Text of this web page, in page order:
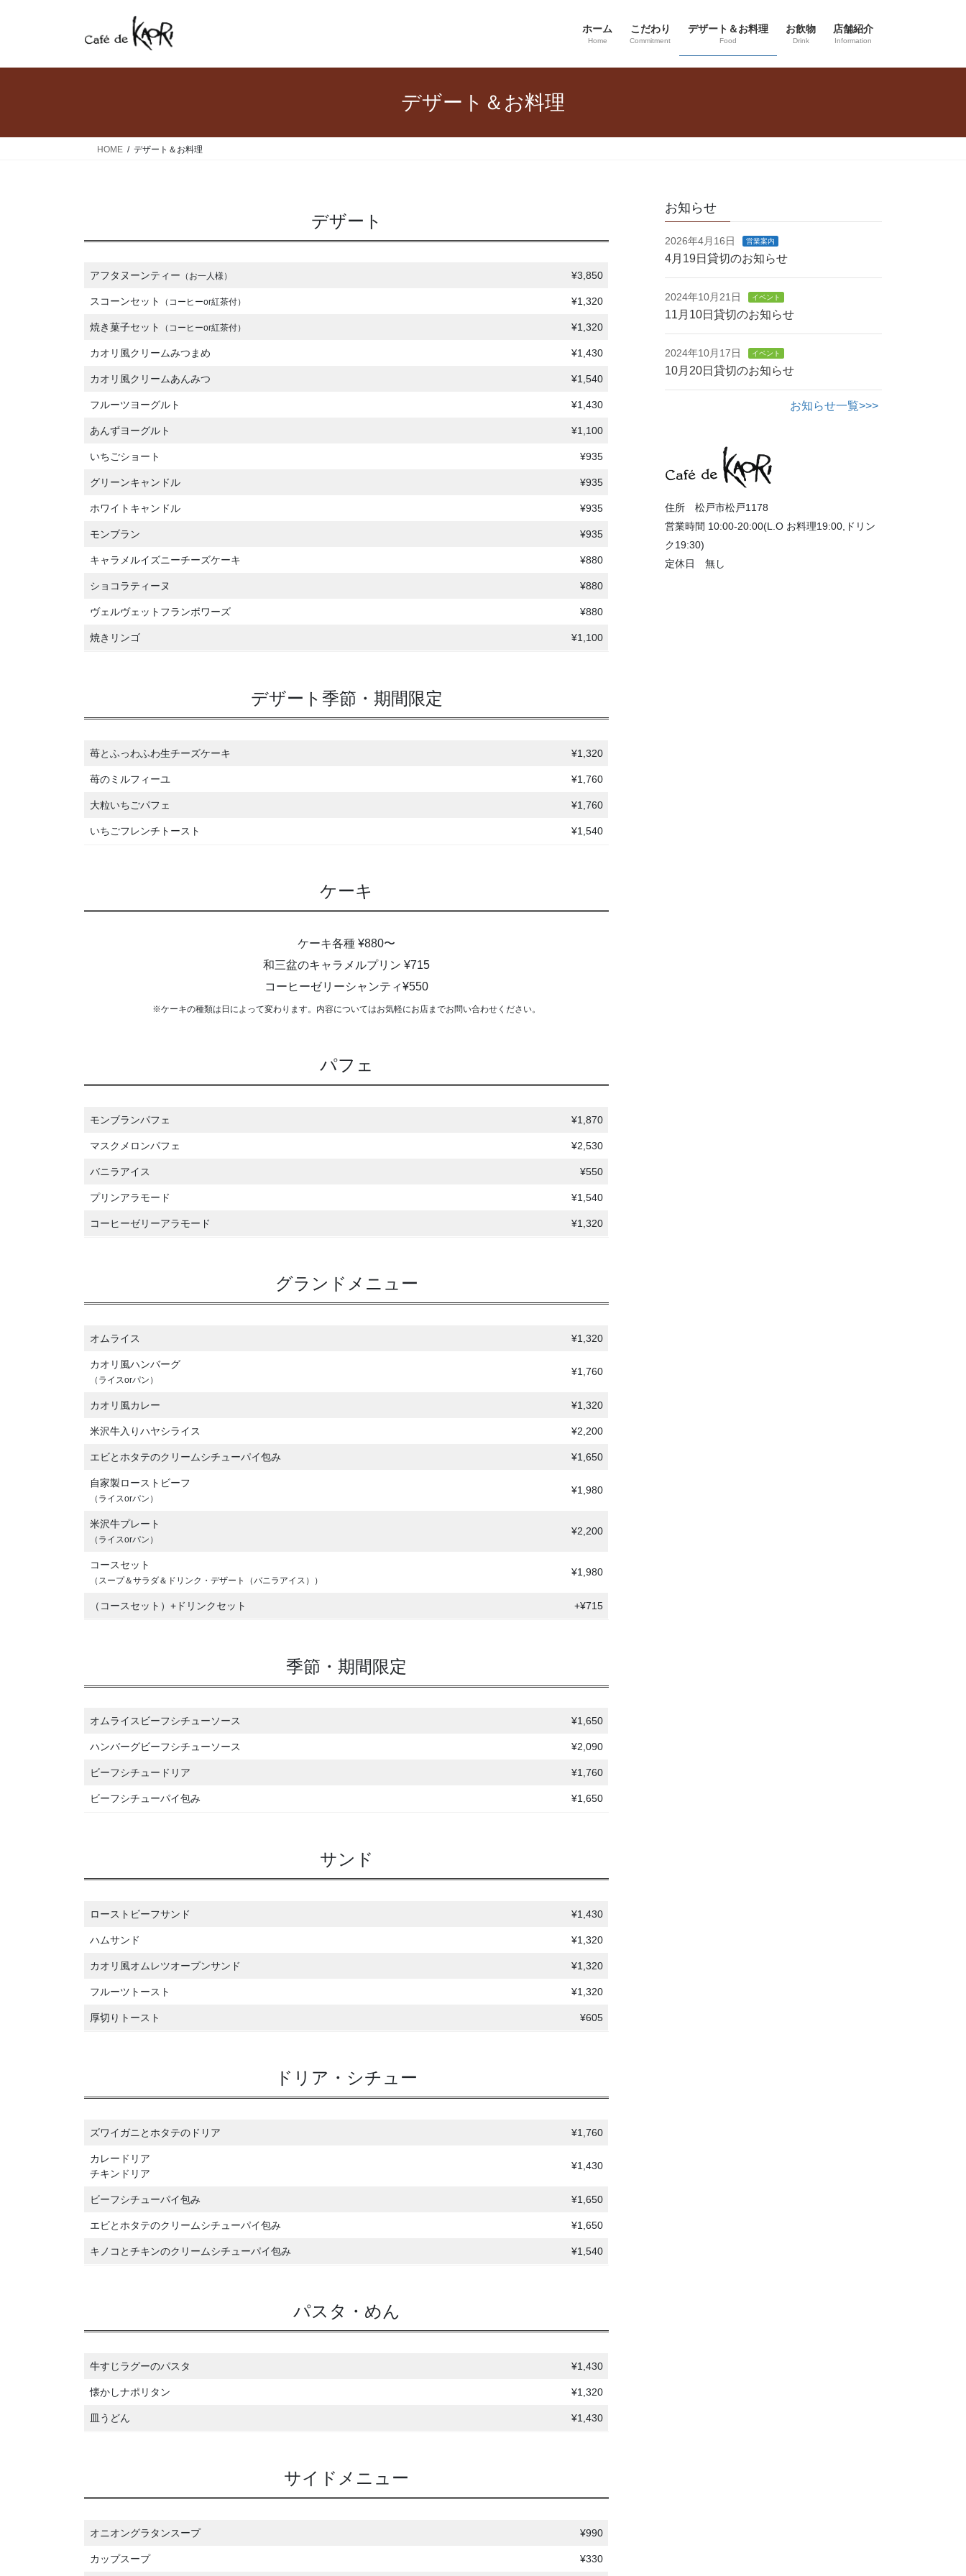
ホーム
Home
こだわり
Commitment
デザート＆お料理
Food
お飲物
Drink
店舗紹介
Information
デザート＆お料理
HOME デザート＆お料理
デザート
アフタヌーンティー （お一人様） ¥3,850
スコーンセット （コーヒーor紅茶付） ¥1,320
焼き菓子セット （コーヒーor紅茶付） ¥1,320
カオリ風クリームみつまめ ¥1,430
カオリ風クリームあんみつ ¥1,540
フルーツヨーグルト ¥1,430
あんずヨーグルト ¥1,100
いちごショート ¥935
グリーンキャンドル ¥935
ホワイトキャンドル ¥935
モンブラン ¥935
キャラメルイズニーチーズケーキ ¥880
ショコラティーヌ ¥880
ヴェルヴェットフランボワーズ ¥880
焼きリンゴ ¥1,100
デザート季節・期間限定
苺とふっわふわ生チーズケーキ ¥1,320
苺のミルフィーユ ¥1,760
大粒いちごパフェ ¥1,760
いちごフレンチトースト ¥1,540
ケーキ
ケーキ各種 ¥880〜
和三盆のキャラメルプリン ¥715
コーヒーゼリーシャンティ¥550
※ケーキの種類は日によって変わります。内容についてはお気軽にお店までお問い合わせください。
パフェ
モンブランパフェ ¥1,870
マスクメロンパフェ ¥2,530
バニラアイス ¥550
プリンアラモード ¥1,540
コーヒーゼリーアラモード ¥1,320
グランドメニュー
オムライス ¥1,320
カオリ風ハンバーグ
（ライスorパン）
¥1,760
カオリ風カレー ¥1,320
米沢牛入りハヤシライス ¥2,200
エビとホタテのクリームシチューパイ包み ¥1,650
自家製ローストビーフ
（ライスorパン）
¥1,980
米沢牛プレート
（ライスorパン）
¥2,200
コースセット
（スープ＆サラダ＆ドリンク・デザート（バニラアイス））
¥1,980
（コースセット）+ドリンクセット +¥715
季節・期間限定
オムライスビーフシチューソース ¥1,650
ハンバーグビーフシチューソース ¥2,090
ビーフシチュードリア ¥1,760
ビーフシチューパイ包み ¥1,650
サンド
ローストビーフサンド ¥1,430
ハムサンド ¥1,320
カオリ風オムレツオープンサンド ¥1,320
フルーツトースト ¥1,320
厚切りトースト ¥605
ドリア・シチュー
ズワイガニとホタテのドリア ¥1,760
カレードリア
チキンドリア
¥1,430
ビーフシチューパイ包み ¥1,650
エビとホタテのクリームシチューパイ包み ¥1,650
キノコとチキンのクリームシチューパイ包み ¥1,540
パスタ・めん
牛すじラグーのパスタ ¥1,430
懐かしナポリタン ¥1,320
皿うどん ¥1,430
サイドメニュー
オニオングラタンスープ ¥990
カップスープ ¥330
お知らせ
2026年4月16日 営業案内
4月19日貸切のお知らせ
2024年10月21日 イベント
11月10日貸切のお知らせ
2024年10月17日 イベント
10月20日貸切のお知らせ
お知らせ一覧>>>
住所 松戸市松戸1178
営業時間 10:00-20:00(L.O お料理19:00,ドリン
ク19:30)
定休日 無し